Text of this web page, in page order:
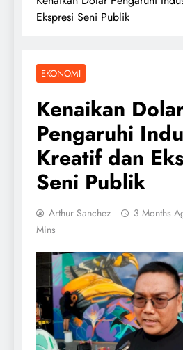
Ekspresi Seni Publik
EKONOMI
Kenaikan
Pengaruhi
Kreatif dan
Seni Publik
Arthur Sanchez 3 Months
Mins